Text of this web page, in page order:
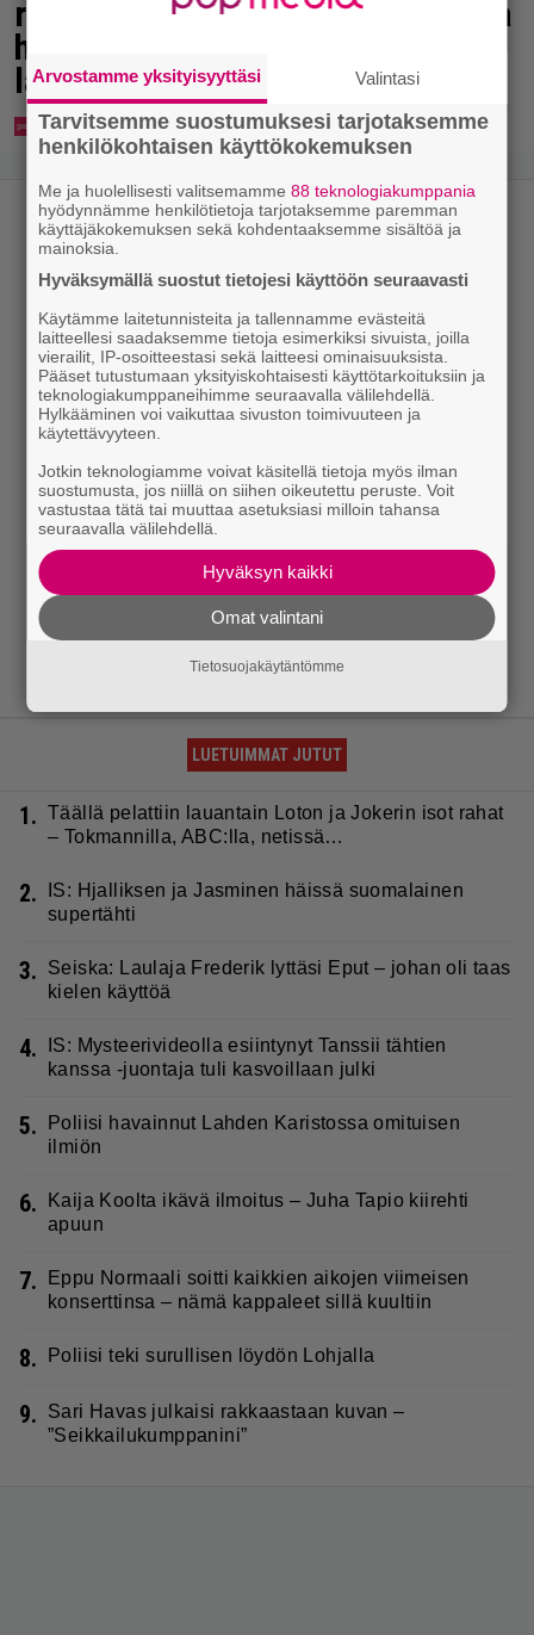
rakkaus kukoistaa – vähäpukeista
hempeilyä ja leveitä virnistyksiä
laiturilla
LUETUIMMAT JUTUT
1. Täällä pelattiin lauantain Loton ja Jokerin isot rahat
– Tokmannilla, ABC:lla, netissä…
2.
IS: Hjalliksen ja Jasminen häissä suomalainen
supertähti
3.
Seiska: Laulaja Frederik lyttäsi Eput – johan oli taas
kielen käyttöä
4.
IS: Mysteerivideolla esiintynyt Tanssii tähtien
kanssa -juontaja tuli kasvoillaan julki
5.
Poliisi havainnut Lahden Karistossa omituisen
ilmiön
6.
Kaija Koolta ikävä ilmoitus – Juha Tapio kiirehti
apuun
7.
Eppu Normaali soitti kaikkien aikojen viimeisen
konserttinsa – nämä kappaleet sillä kuultiin
8. Poliisi teki surullisen löydön Lohjalla
9.
Sari Havas julkaisi rakkaastaan kuvan –
”Seikkailukumppanini”
Arvostamme yksityisyyttäsi Valintasi
Tarvitsemme suostumuksesi tarjotaksemme
henkilökohtaisen käyttökokemuksen
Me ja huolellisesti valitsemamme88 teknologiakumppania
hyödynnämme henkilötietoja tarjotaksemme paremman
käyttäjäkokemuksen sekä kohdentaaksemme sisältöä ja
mainoksia.
Hyväksymällä suostut tietojesi käyttöön seuraavasti
Käytämme laitetunnisteita ja tallennamme evästeitä
laitteellesi saadaksemme tietoja esimerkiksi sivuista, joilla
vierailit, IP-osoitteestasi sekä laitteesi ominaisuuksista.
Pääset tutustumaan yksityiskohtaisesti käyttötarkoituksiin ja
teknologiakumppaneihimme seuraavalla välilehdellä.
Hylkääminen voi vaikuttaa sivuston toimivuuteen ja
käytettävyyteen.
Jotkin teknologiamme voivat käsitellä tietoja myös ilman
suostumusta, jos niillä on siihen oikeutettu peruste. Voit
vastustaa tätä tai muuttaa asetuksiasi milloin tahansa
seuraavalla välilehdellä.
Hyväksyn kaikki
Omat valintani
Tietosuojakäytäntömme